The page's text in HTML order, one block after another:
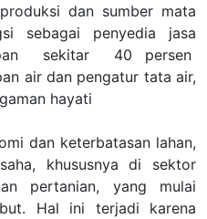
dan sumber mata
sebagai penyedia jasa
sekitar 40 persen
air dan pengatur tata air,
hayati
dan keterbatasan lahan,
khususnya di sektor
pertanian, yang mulai
Hal ini terjadi karena